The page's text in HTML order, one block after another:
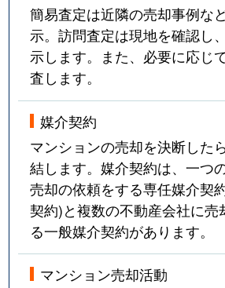
簡易査定は近隣の売却事例な
示。訪問査定は現地を確認し
示します。また、必要に応じ
査します。
媒介契約
マンションの売却を決断した
結します。媒介契約は、一つ
売却の依頼をする専任媒介契
契約)と複数の不動産会社に売
る一般媒介契約があります。
マンション売却活動